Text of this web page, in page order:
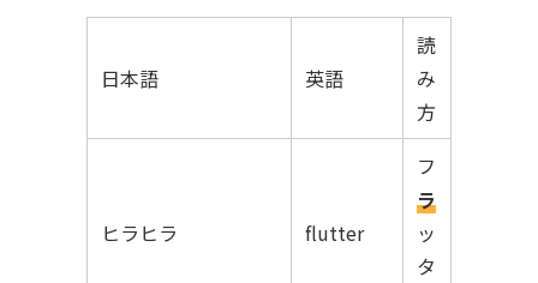
日本語 英語
読
み
方
ヒラヒラ flutter
フ
ラ
ッ
タ